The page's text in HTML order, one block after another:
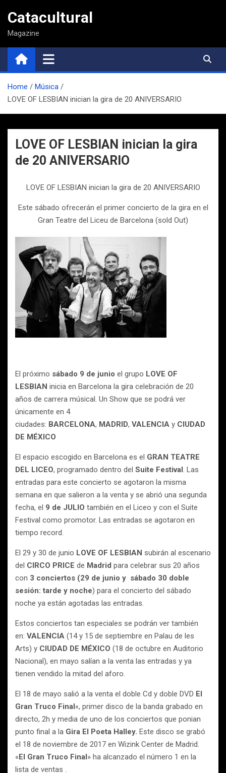
contenido
Catacultural
Magazine
Home
Música
LOVE OF LESBIAN inician la gira de 20 ANIVERSARIO
LOVE OF LESBIAN inician la gira
de 20 ANIVERSARIO
LOVE OF LESBIAN inician la gira de 20 ANIVERSARIO
Este sábado ofrecerán el primer concierto de la gira en el
Gran Teatre del Liceu de Barcelona (sold Out)
El próximo sábado 9 de junio el grupo LOVE OF
LESBIAN inicia en Barcelona la gira celebración de 20
años de carrera músical. Un Show que se podrá ver
únicamente en 4
ciudades: BARCELONA, MADRID, VALENCIA y CIUDAD
DE MÉXICO
El espacio escogido en Barcelona es el GRAN TEATRE
DEL LICEO, programado dentro del Suite Festival. Las
entradas para este concierto se agotaron la misma
semana en que salieron a la venta y se abrió una segunda
fecha, el 9 de JULIO también en el Liceo y con el Suite
Festival como promotor. Las entradas se agotaron en
tiempo record.
El 29 y 30 de junio LOVE OF LESBIAN subirán al escenario
del CIRCO PRICE de Madrid para celebrar sus 20 años
con 3 conciertos (29 de junio y sábado 30 doble
sesión: tarde y noche) para el concierto del sábado
noche ya están agotadas las entradas.
Estos conciertos tan especiales se podrán ver también
en: VALENCIA (14 y 15 de septiembre en Palau de les
Arts) y CIUDAD DE MÉXICO (18 de octubre en Auditorio
Nacional), en mayo salían a la venta las entradas y ya
tienen vendido la mitad del aforo.
El 18 de mayo salió a la venta el doble Cd y doble DVD El
Gran Truco Final«, primer disco de la banda grabado en
directo, 2h y media de uno de los conciertos que ponian
punto final a la Gira El Poeta Halley. Este disco se grabó
el 18 de noviembre de 2017 en Wizink Center de Madrid.
«El Gran Truco Final» ha alcanzado el número 1 en la
lista de ventas .